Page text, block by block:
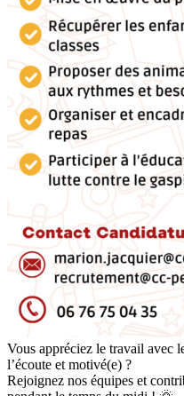
Vous appréciez le travail avec
l’écoute et motivé(e) ?
Rejoignez nos équipes et